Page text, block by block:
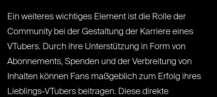
Ein weiteres wichtiges Element ist die Rolle der
Community bei der Gestaltung der Karriere eines
VTubers. Durch ihre Unterstützung in Form von
Abonnements, Spenden und der Verbreitung von
Inhalten können Fans maßgeblich zum Erfolg ihres
Lieblings-VTubers beitragen. Diese direkte